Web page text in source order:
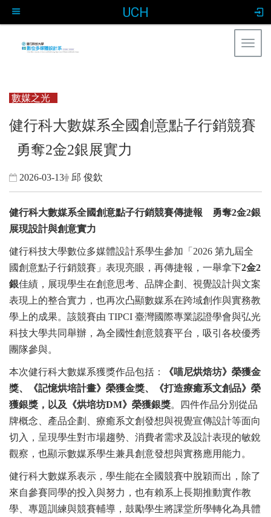
UCH
數媒之光
健行科大數媒系全國創意點子行銷競賽
勇奪2金2銀展實力
2026-03-13 邱 俊欽
健行科大數媒系全國創意點子行銷競賽傳捷報 勇奪2金2銀
展現設計與創意實力
健行科技大學數位多媒體設計系學生參加「2026 第九屆全
國創意點子行銷競賽」表現亮眼，再傳捷報，一舉拿下2金2
銀佳績，展現學生在創意思考、品牌企劃、視覺設計與文案
表現上的整合實力，也再次凸顯數媒系在跨域創作與實務教
學上的成果。該競賽由 TIPCI 臺灣國際專業認證學會與弘光
科技大學共同舉辦，為全國性創意競賽平台，吸引各校優秀
團隊參與。
本次健行科大數媒系獲獎作品包括：
《喵尼烘焙坊》榮獲金
獎、《記憶烘培計畫》榮獲金獎、《打造療癒系文創品》榮
獲銀獎，以及《烘培坊DM》榮獲銀獎。四件作品分別從品
牌概念、產品企劃、療癒系文創發想與視覺宣傳設計等面向
切入，呈現學生對市場趨勢、消費者需求及設計表現的敏銳
觀察，也顯示數媒系學生兼具創意發想與實務應用能力。
健行科大數媒系表示，學生能在全國競賽中脫穎而出，除了
來自參賽同學的投入與努力，也有賴系上長期推動實作教
學、專題訓練與競賽輔導，鼓勵學生將課堂所學轉化為具體